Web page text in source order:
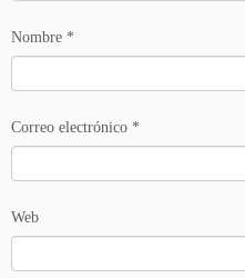
Nombre *
Correo electrónico *
Web